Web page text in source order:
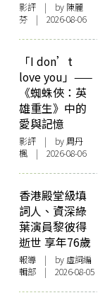
影評 | by 陳麗
芬 | 2026-08-06
「I don’t
love you」——
《蜘蛛俠：英
雄重生》中的
愛與記憶
影評 | by周丹
楓 | 2026-08-06
香港殿堂級填
詞人、資深綠
葉演員黎彼得
逝世 享年76歲
報導 | by 虛詞編
輯部 | 2026-08-05